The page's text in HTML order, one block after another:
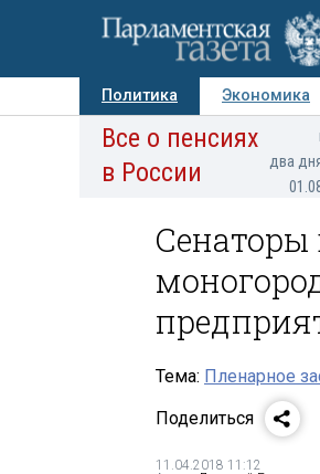
Политика Экономика
Авторы Персоны
Все о пенсиях
в России
два
Сенаторы
Тема: Пленарное
Поделиться
11.04.2018 11:12